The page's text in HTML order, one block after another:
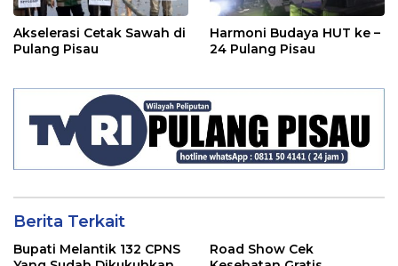
Akselerasi Cetak Sawah di
Pulang Pisau
Harmoni Budaya HUT ke –
24 Pulang Pisau
Berita Terkait
Bupati Melantik 132 CPNS
Road Show Cek